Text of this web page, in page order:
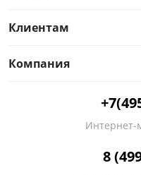
Клиентам
Компания
Интернет-
8